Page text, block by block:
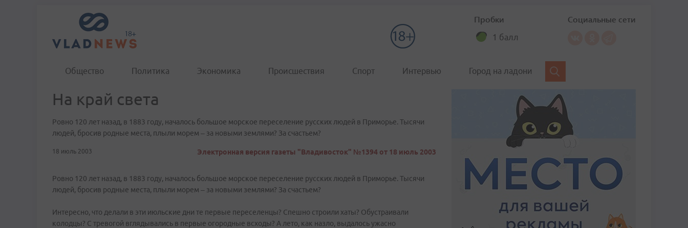
Пробки
1 балл
Социальные сети
Общество Политика Экономика Происшествия Спорт Интервью Город на ладони
На край света
Ровно 120 лет назад, в 1883 году, началось большое морское переселение русских людей в Приморье. Тысячи
людей, бросив родные места, плыли морем – за новыми землями? За счастьем?
18 июль 2003 Электронная версия газеты "Владивосток" №1394 от 18 июль 2003
Ровно 120 лет назад, в 1883 году, началось большое морское переселение русских людей в Приморье. Тысячи
людей, бросив родные места, плыли морем – за новыми землями? За счастьем?
Интересно, что делали в эти июльские дни те первые переселенцы? Спешно строили хаты? Обустраивали
колодцы? С тревогой вглядывались в первые огородные всходы? А лето, как назло, выдалось ужасно